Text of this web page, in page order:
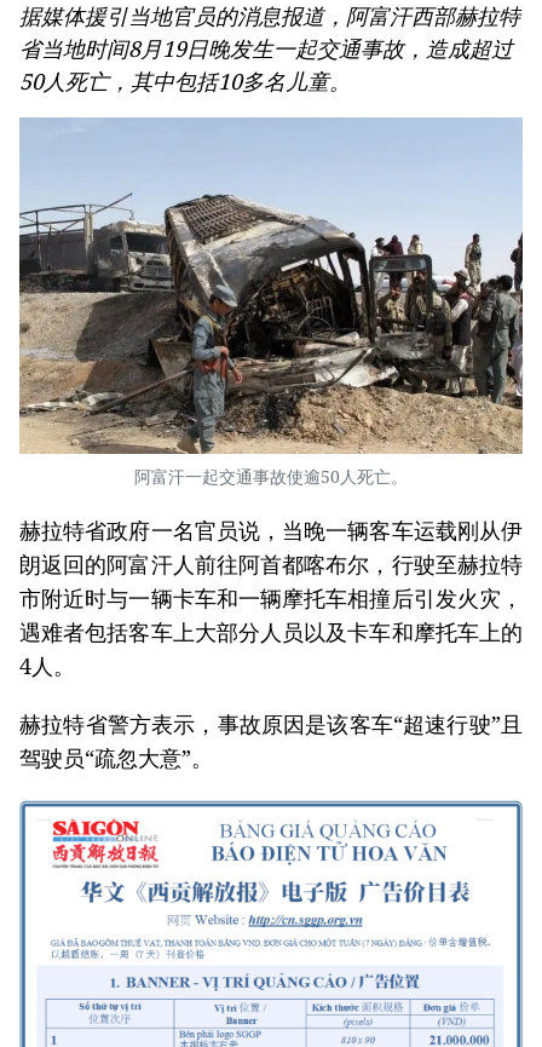
据媒体援引当地官员的消息报道，阿富汗西部赫拉特
省当地时间8月19日晚发生一起交通事故，造成超过
50人死亡，其中包括10多名儿童。
阿富汗一起交通事故使逾50人死亡。
赫拉特省政府一名官员说，当晚一辆客车运载刚从伊
朗返回的阿富汗人前往阿首都喀布尔，行驶至赫拉特
市附近时与一辆卡车和一辆摩托车相撞后引发火灾，
遇难者包括客车上大部分人员以及卡车和摩托车上的
4人。
赫拉特省警方表示，事故原因是该客车“超速行驶”且
驾驶员“疏忽大意”。